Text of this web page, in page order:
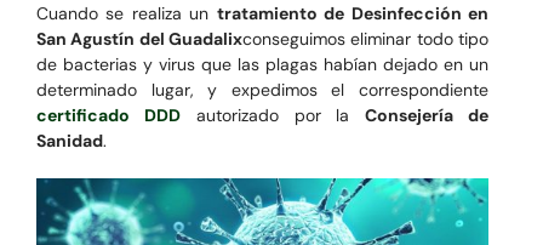
Cuando se realiza un tratamiento de Desinfección en
San Agustín del Guadalixconseguimos eliminar todo tipo
de bacterias y virus que las plagas habían dejado en un
determinado lugar, y expedimos el correspondiente
certificado DDDautorizado por laConsejería de
Sanidad.